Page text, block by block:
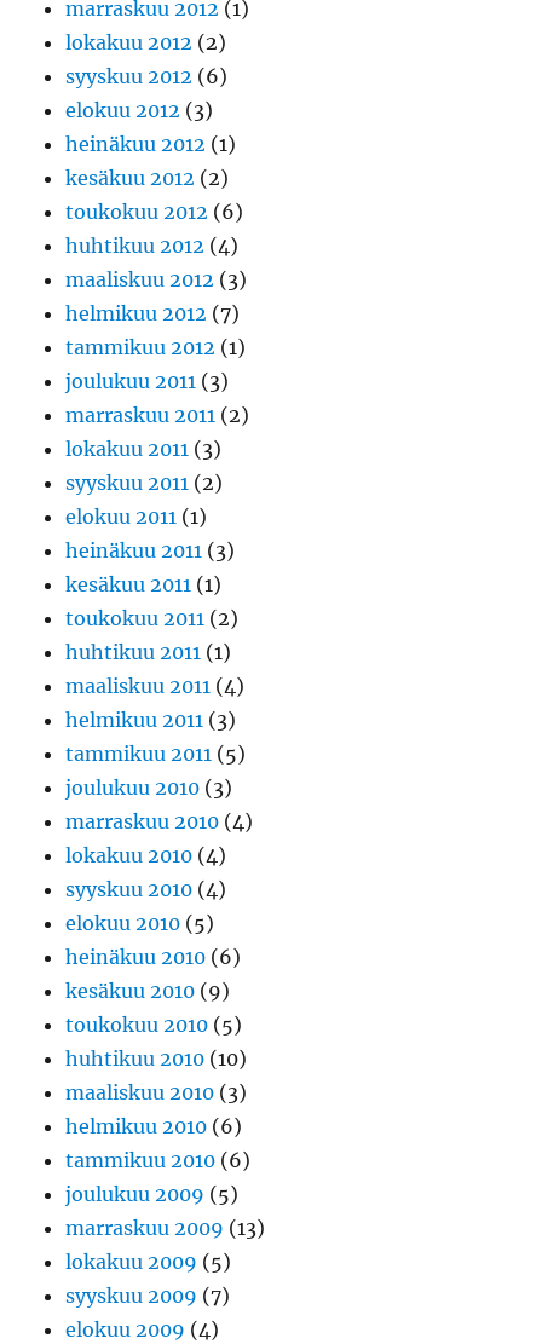
marraskuu 2012 (1)
lokakuu 2012 (2)
syyskuu 2012 (6)
elokuu 2012 (3)
heinäkuu 2012 (1)
kesäkuu 2012 (2)
toukokuu 2012 (6)
huhtikuu 2012 (4)
maaliskuu 2012 (3)
helmikuu 2012 (7)
tammikuu 2012 (1)
joulukuu 2011 (3)
marraskuu 2011 (2)
lokakuu 2011 (3)
syyskuu 2011 (2)
elokuu 2011 (1)
heinäkuu 2011 (3)
kesäkuu 2011 (1)
toukokuu 2011 (2)
huhtikuu 2011 (1)
maaliskuu 2011 (4)
helmikuu 2011 (3)
tammikuu 2011 (5)
joulukuu 2010 (3)
marraskuu 2010 (4)
lokakuu 2010 (4)
syyskuu 2010 (4)
elokuu 2010 (5)
heinäkuu 2010 (6)
kesäkuu 2010 (9)
toukokuu 2010 (5)
huhtikuu 2010 (10)
maaliskuu 2010 (3)
helmikuu 2010 (6)
tammikuu 2010 (6)
joulukuu 2009 (5)
marraskuu 2009 (13)
lokakuu 2009 (5)
syyskuu 2009 (7)
elokuu 2009 (4)